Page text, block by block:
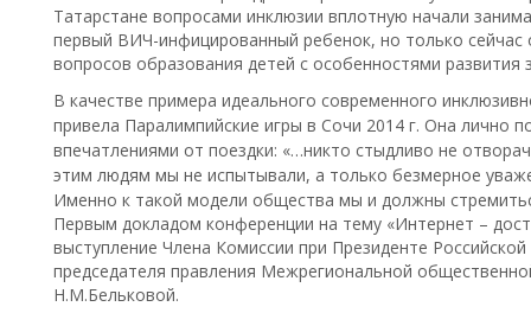
Татарстане вопросами инклюзии вплотную начали
первый ВИЧ-инфицированный ребенок, но только
вопросов образования детей с особенностями развития
В качестве примера идеального современного
привела Паралимпийские игры в Сочи 2014 г. Она лично
впечатлениями от поездки: «…никто стыдливо не
этим людям мы не испытывали, а только безмерное
Именно к такой модели общества мы и должны
Первым докладом конференции на тему «Интернет –
выступление Члена Комиссии при Президенте
председателя правления Межрегиональной
Н.М.Бельковой.